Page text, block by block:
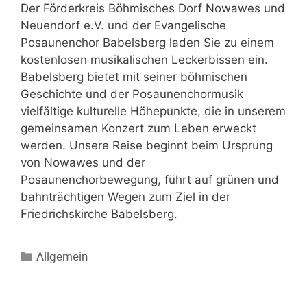
Der Förderkreis Böhmisches Dorf Nowawes und
Neuendorf e.V. und der Evangelische
Posaunenchor Babelsberg laden Sie zu einem
kostenlosen musikalischen Leckerbissen ein.
Babelsberg bietet mit seiner böhmischen
Geschichte und der Posaunenchormusik
vielfältige kulturelle Höhepunkte, die in unserem
gemeinsamen Konzert zum Leben erweckt
werden. Unsere Reise beginnt beim Ursprung
von Nowawes und der
Posaunenchorbewegung, führt auf grünen und
bahnträchtigen Wegen zum Ziel in der
Friedrichskirche Babelsberg.
Allgemein